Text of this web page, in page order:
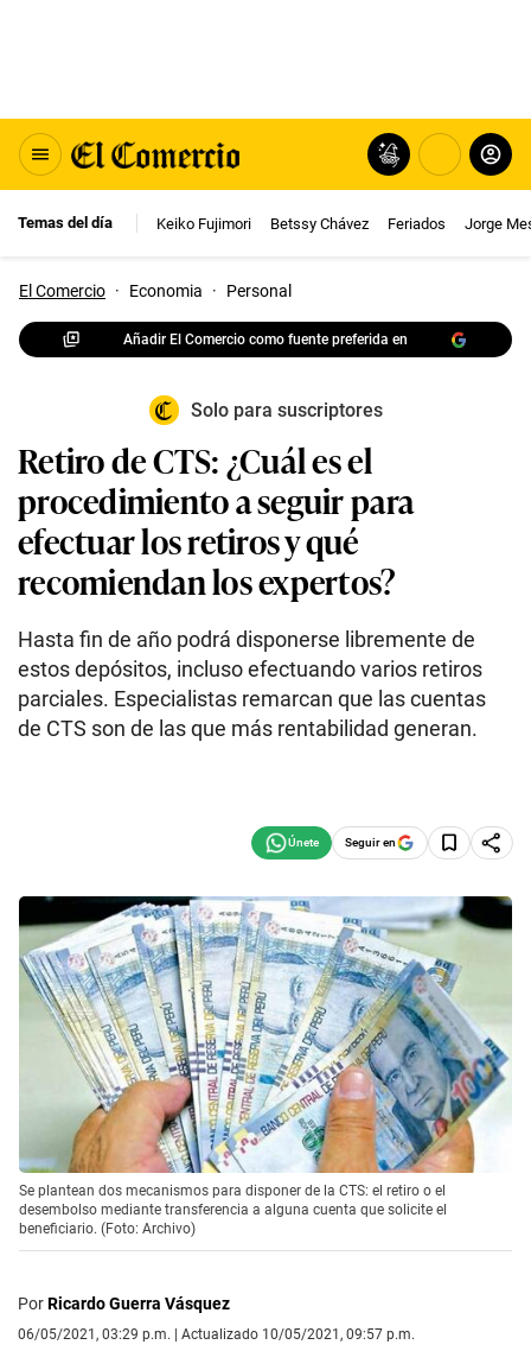
Temas del día Keiko Fujimori Betssy Chávez Feriados Jorge
El Comercio · Economia · Personal
Añadir El Comercio como fuente preferida en
Solo para suscriptores
Retiro de CTS: ¿Cuál es el
procedimiento a seguir para
efectuar los retiros y qué
recomiendan los expertos?
Hasta fin de año podrá disponerse libremente de
estos depósitos, incluso efectuando varios retiros
parciales. Especialistas remarcan que las cuentas
de CTS son de las que más rentabilidad generan.
Seguir en
Se plantean dos mecanismos para disponer de la CTS: el retiro o el
desembolso mediante transferencia a alguna cuenta que solicite el
beneficiario. (Foto: Archivo)
PorRicardo Guerra Vásquez
06/05/2021, 03:29 p.m. | Actualizado 10/05/2021, 09:57 p.m.